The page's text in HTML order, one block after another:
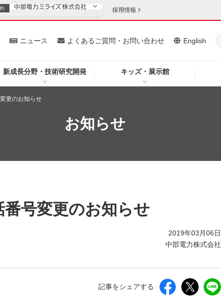
新成長分野・技術研究開発 キッズ・展示館
ニュース よくあるご質問・お問い合わせ English
安定供給
企業情報
ま 法人のお客さま
採用情報
更のお知らせ
お知らせ
号変更のお知らせ
2019年03月06日
中部電力株式会社
記事をシェアする